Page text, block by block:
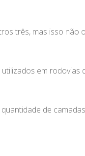
três, mas isso não
em rodovias
de